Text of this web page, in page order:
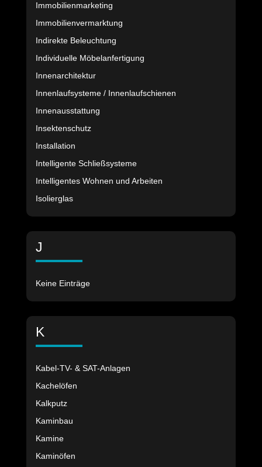
Immobilienmarketing
Immobilienvermarktung
Indirekte Beleuchtung
Individuelle Möbelanfertigung
Innenarchitektur
Innenlaufsysteme / Innenlaufschienen
Innenausstattung
Insektenschutz
Installation
Intelligente Schließsysteme
Intelligentes Wohnen und Arbeiten
Isolierglas
J
Keine Einträge
K
Kabel-TV- & SAT-Anlagen
Kachelöfen
Kalkputz
Kaminbau
Kamine
Kaminöfen